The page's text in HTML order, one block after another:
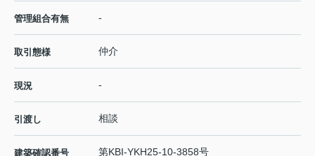
管理組合有無 -
取引態様 仲介
現況 -
引渡し 相談
建築確認番号 第KBI-YKH25-10-3858号